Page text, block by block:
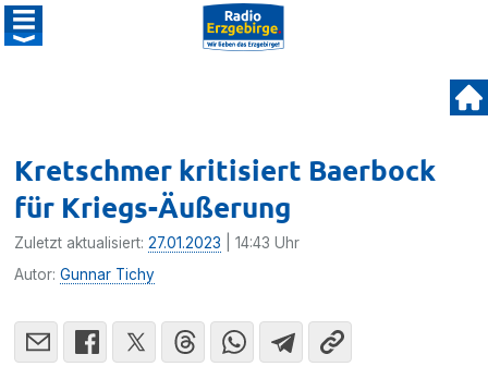
Kretschmer kritisiert Baerbock
für Kriegs-Äußerung
Zuletzt aktualisiert:27.01.2023 | 14:43 Uhr
Autor:Gunnar Tichy